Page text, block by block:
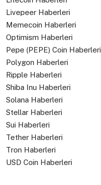
Livepeer Haberleri
Memecoin Haberleri
Optimism Haberleri
Pepe (PEPE) Coin Haberleri
Polygon Haberleri
Ripple Haberleri
Shiba Inu Haberleri
Solana Haberleri
Stellar Haberleri
Sui Haberleri
Tether Haberleri
Tron Haberleri
USD Coin Haberleri